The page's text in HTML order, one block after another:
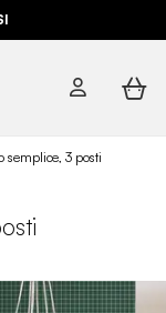
semplice, 3 posti